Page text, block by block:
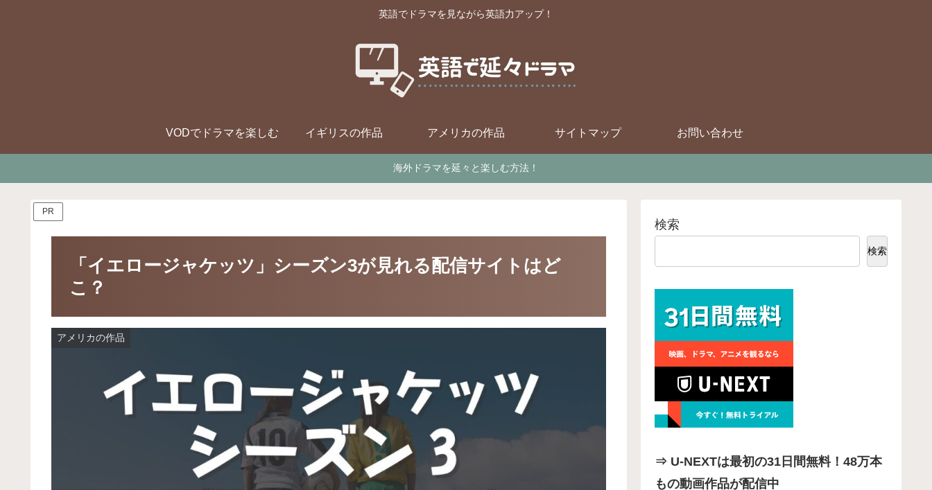
英語でドラマを見ながら英語力アップ！
VODでドラマを楽しむ イギリスの作品 アメリカの作品 サイトマップ お問い合わせ
海外ドラマを延々と楽しむ方法！
PR
「イエロージャケッツ」シーズン3が見れる配信サイトはど
こ？
アメリカの作品
検索
検索
⇒ U-NEXTは最初の31日間無料！48万本
もの動画作品が配信中